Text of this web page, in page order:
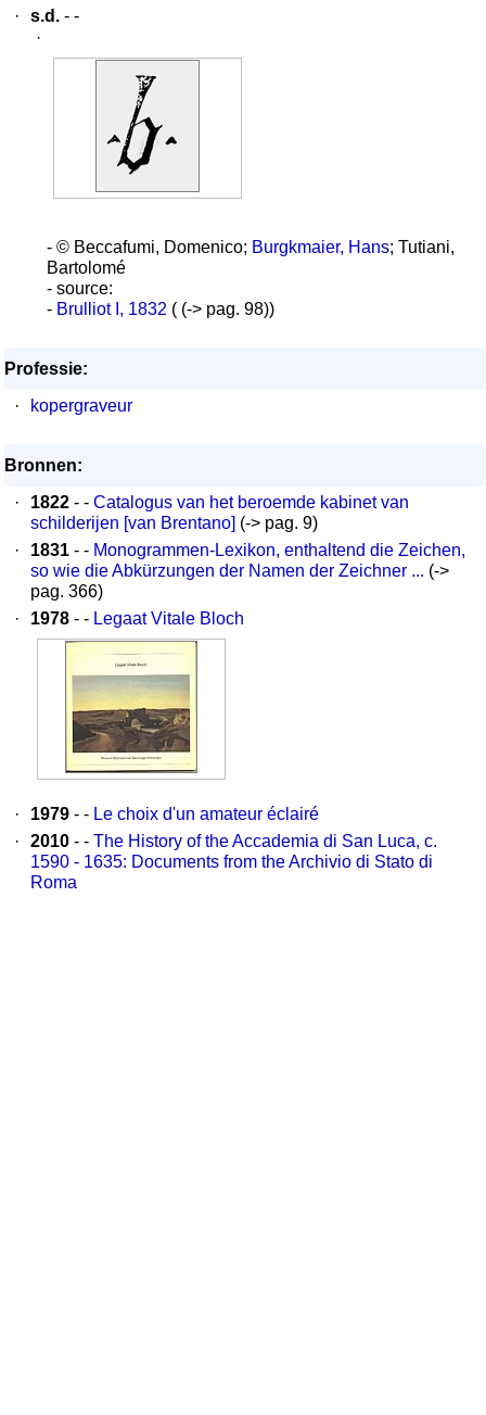
·
s.d. - -
·
- © Beccafumi, Domenico; Burgkmaier, Hans; Tutiani,
Bartolomé
- source:
- Brulliot I, 1832 ( (-> pag. 98))
Professie:
·
kopergraveur
Bronnen:
·
1822 - - Catalogus van het beroemde kabinet van
schilderijen [van Brentano] (-> pag. 9)
·
1831 - - Monogrammen-Lexikon, enthaltend die Zeichen,
so wie die Abkürzungen der Namen der Zeichner ... (->
pag. 366)
·
1978 - - Legaat Vitale Bloch
· 1979 - - Le choix d'un amateur éclairé
·
2010 - - The History of the Accademia di San Luca, c.
1590 - 1635: Documents from the Archivio di Stato di
Roma